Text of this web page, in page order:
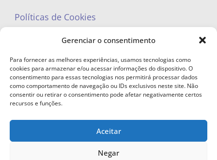
Gerenciar o consentimento
Para fornecer as melhores experiências, usamos tecnologias como
cookies para armazenar e/ou acessar informações do dispositivo. O
consentimento para essas tecnologias nos permitirá processar dados
como comportamento de navegação ou IDs exclusivos neste site. Não
consentir ou retirar o consentimento pode afetar negativamente certos
recursos e funções.
Aceitar
Negar
Políticas de Cookies
portaleufemea@gmail.com
© Copyright 2023 - Todos os direitos reservados. Proibida cópia total ou
parcial sem autorização.